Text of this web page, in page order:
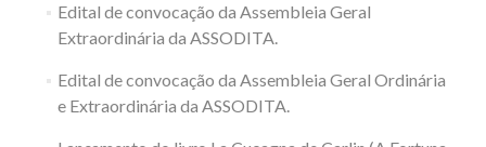
Edital de convocação da Assembleia Geral
Extraordinária da ASSODITA.
Edital de convocação da Assembleia Geral Ordinária
e Extraordinária da ASSODITA.